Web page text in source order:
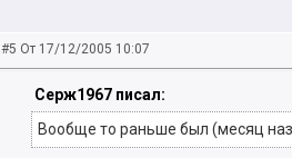
#5 От 17/12/2005 10:07
Серж1967 писал:
Вообще то раньше был (месяц